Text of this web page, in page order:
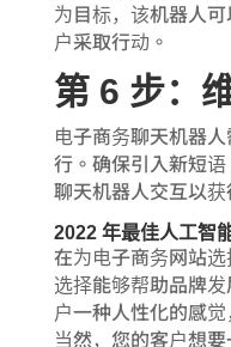
为目标，该机器人
户采取行动。
第 6 步：
电子商务聊天机器
行。确保引入新短
聊天机器人交互以获
2022 年最佳人工智
在为电子商务网站
选择能够帮助品牌
户一种人性化的感
当然，您的客户想